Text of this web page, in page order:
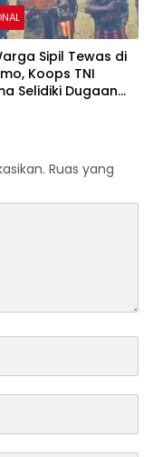
Sipil Tewas di
Koops TNI
Selidiki Dugaan
Ruas yang